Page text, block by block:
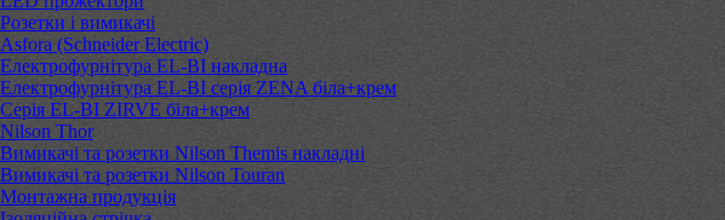
Розетки і вимикачі
Asfora (Schneider Electric)
Електрофурнітура EL-BI накладна
Електрофурнітура EL-BI серія ZENA біла+крем
Серія EL-BI ZIRVE біла+крем
Nilson Thor
Вимикачі та розетки Nilson Themis накладні
Вимикачі та розетки Nilson Touran
Монтажна продукція